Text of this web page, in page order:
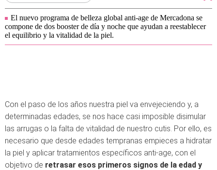
El nuevo programa de belleza global anti-age de Mercadona se
compone de dos booster de día y noche que ayudan a reestablecer
el equilibrio y la vitalidad de la piel.
Con el paso de los años nuestra piel va envejeciendo y, a
determinadas edades, se nos hace casi imposible disimular
las arrugas o la falta de vitalidad de nuestro cutis. Por ello, es
necesario que desde edades tempranas empieces a hidratar
la piel y aplicar tratamientos específicos anti-age, con el
objetivo de retrasar esos primeros signos de la edad y